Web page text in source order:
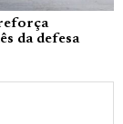
da defesa